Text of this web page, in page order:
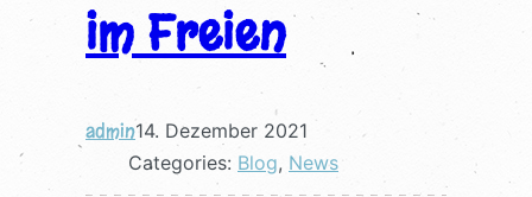
im Freien
admin14. Dezember 2021
Categories: Blog, News